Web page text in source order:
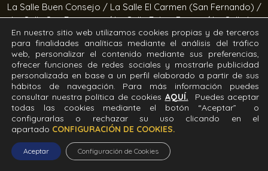
La Salle Buen Consejo / La Salle El Carmen (San Fernando) /
La Salle San Francisco /La Salle Felipe Benito /La Salle La
Purísima
Obras socioeducativas
Estrella Azahara /Manos Abiertas /Hogar Jerez / Proyecto
Alfa /Hogar San Ramón y San Fernando /Calor en la Noche
Todos los derechos Reservados. Diseñado y desarrollado
Andalucía.
En nuestro sitio web utilizamos cookies propias y de terceros
para finalidades analíticas mediante el análisis del tráfico
web, personalizar el contenido mediante sus preferencias,
ofrecer funciones de redes sociales y mostrarle publicidad
personalizada en base a un perfil elaborado a partir de sus
hábitos de navegación. Para más información puedes
consultar nuestra política de cookies AQUÍ.
Puedes aceptar
todas las cookies mediante el botón “Aceptar” o
configurarlas o rechazar su uso clicando en el
apartado CONFIGURACIÓN DE COOKIES.
Aceptar Configuración de Cookies